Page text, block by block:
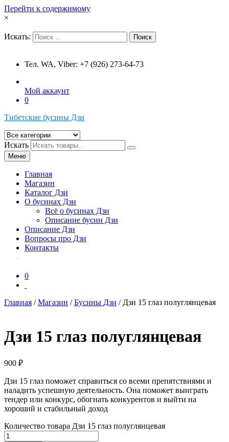
Перейти к содержимому
×
Искать: Поиск
Тел. WA, Viber: +7 (926) 273-64-73
Мой аккаунт
0
Тибетские бусины Дзи
Искать
Меню
Главная
Магазин
Каталог Дзи
О бусинах Дзи
Всё о бусинах Дзи
Описание бусин Дзи
Описание Дзи
Вопросы про Дзи
Контакты
0
Главная /Магазин /Бусины Дзи / Дзи 15 глаз полуглянцевая
Дзи 15 глаз полуглянцевая
900 ₽
Дзи 15 глаз поможет справиться со всеми препятствиями и
наладить успешную деятельность. Она поможет выиграть
тендер или конкурс, обогнать конкурентов и выйти на
хороший и стабильный доход
Количество товара Дзи 15 глаз полуглянцевая